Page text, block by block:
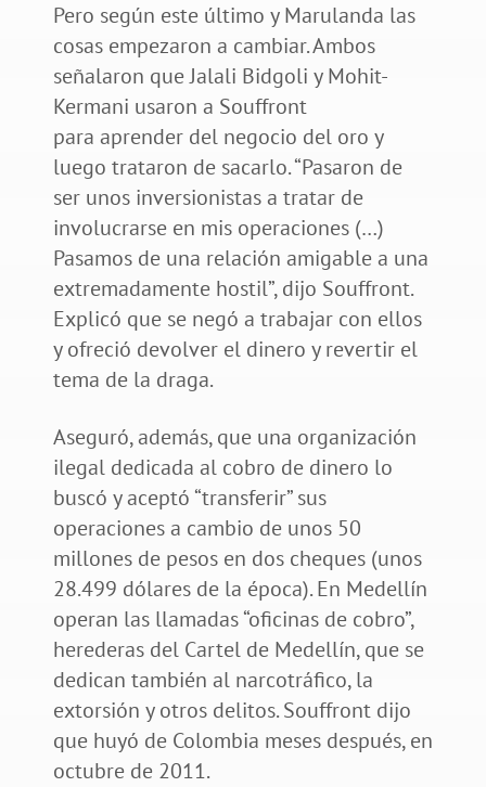
Pero según este último y Marulanda las
cosas empezaron a cambiar. Ambos
señalaron que Jalali Bidgoli y Mohit-
Kermani usaron a Souffront
para aprender del negocio del oro y
luego trataron de sacarlo. “Pasaron de
ser unos inversionistas a tratar de
involucrarse en mis operaciones (…)
Pasamos de una relación amigable a una
extremadamente hostil”, dijo Souffront.
Explicó que se negó a trabajar con ellos
y ofreció devolver el dinero y revertir el
tema de la draga.
Aseguró, además, que una organización
ilegal dedicada al cobro de dinero lo
buscó y aceptó “transferir” sus
operaciones a cambio de unos 50
millones de pesos en dos cheques (unos
28.499 dólares de la época). En Medellín
operan las llamadas “oficinas de cobro”,
herederas del Cartel de Medellín, que se
dedican también al narcotráfico, la
extorsión y otros delitos. Souffront dijo
que huyó de Colombia meses después, en
octubre de 2011.